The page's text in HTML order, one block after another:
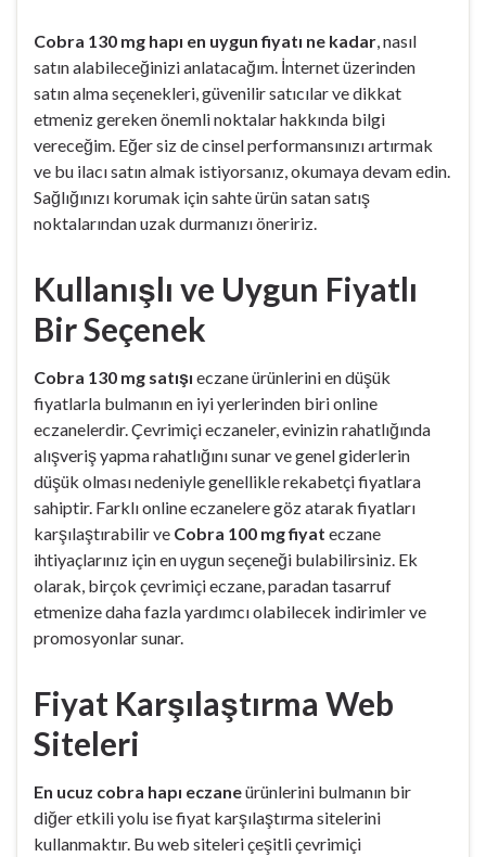
Cobra 130 mg hapı en uygun fiyatı ne kadar , nasıl
satın alabileceğinizi anlatacağım. İnternet üzerinden
satın alma seçenekleri, güvenilir satıcılar ve dikkat
etmeniz gereken önemli noktalar hakkında bilgi
vereceğim. Eğer siz de cinsel performansınızı artırmak
ve bu ilacı satın almak istiyorsanız, okumaya devam edin.
Sağlığınızı korumak için sahte ürün satan satış
noktalarından uzak durmanızı öneririz.
Kullanışlı ve Uygun Fiyatlı
Bir Seçenek
Cobra 130 mg satışı eczane ürünlerini en düşük
fiyatlarla bulmanın en iyi yerlerinden biri online
eczanelerdir. Çevrimiçi eczaneler, evinizin rahatlığında
alışveriş yapma rahatlığını sunar ve genel giderlerin
düşük olması nedeniyle genellikle rekabetçi fiyatlara
sahiptir. Farklı online eczanelere göz atarak fiyatları
karşılaştırabilir ve Cobra 100 mg fiyat eczane
ihtiyaçlarınız için en uygun seçeneği bulabilirsiniz. Ek
olarak, birçok çevrimiçi eczane, paradan tasarruf
etmenize daha fazla yardımcı olabilecek indirimler ve
promosyonlar sunar.
Fiyat Karşılaştırma Web
Siteleri
En ucuz cobra hapı eczaneürünlerini bulmanın bir
diğer etkili yolu ise fiyat karşılaştırma sitelerini
kullanmaktır. Bu web siteleri çeşitli çevrimiçi